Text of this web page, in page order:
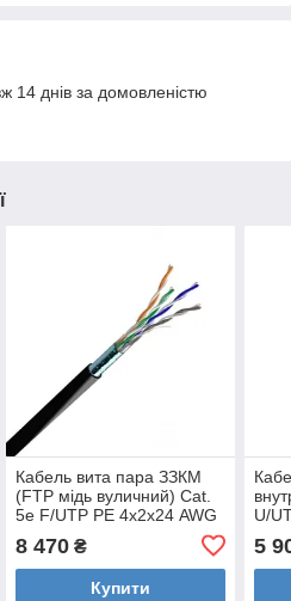
14 днів за домовленістю
Кабель вита пара ЗЗКМ
(FTP мідь вуличний) Cat.
5e F/UTP PE 4х2х24 AWG
8 470₴
Купити
U/
5